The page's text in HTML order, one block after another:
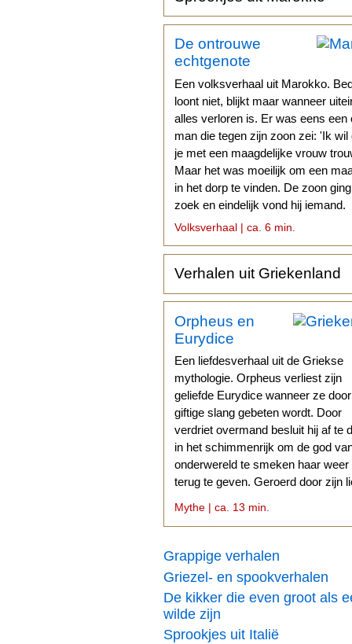
De ontrouwe
echtgenote
Een volksverhaal uit Marokko.
loont niet, blijkt maar wanneer
alles verloren is. Er was eens een
man die tegen zijn zoon zei: 'Ik wil
je met een maagdelijke vrouw
Maar het was moeilijk om een
in het dorp te vinden. De zoon
zoek en eindelijk vond hij iemand.
Volksverhaal | ca. 6 min.
Verhalen uit Griekenland
Orpheus en
Eurydice
Een liefdesverhaal uit de Griekse
mythologie. Orpheus verliest zijn
geliefde Eurydice wanneer ze
giftige slang gebeten wordt. Door
verdriet overmand besluit hij af te
in het schimmenrijk om de god
onderwereld te smeken haar weer
terug te geven. Geroerd door zijn
Mythe | ca. 13 min.
Grappige verhalen
Griezel- en spookverhalen
De kikker die even groot als
wilde zijn
Sprookjes uit Italië